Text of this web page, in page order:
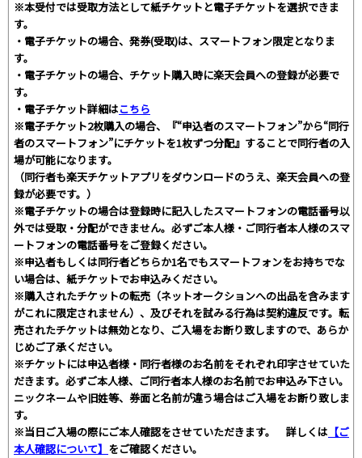
※本受付では受取方法として紙チケットと電子チケットを選択できま
す。
・電子チケットの場合、発券(受取)は、スマートフォン限定となりま
す。
・電子チケットの場合、チケット購入時に楽天会員への登録が必要で
す。
・電子チケット詳細はこちら
※電子チケット2枚購入の場合、『“申込者のスマートフォン”から“同行
者のスマートフォン”にチケットを1枚ずつ分配』することで同行者の入
場が可能になります。
（同行者も楽天チケットアプリをダウンロードのうえ、楽天会員への登
録が必要です。）
※電子チケットの場合は登録時に記入したスマートフォンの電話番号以
外では受取・分配ができません。必ずご本人様・ご同行者本人様のスマ
ートフォンの電話番号をご登録ください。
※申込者もしくは同行者どちらか1名でもスマートフォンをお持ちでな
い場合は、紙チケットでお申込みください。
※購入されたチケットの転売（ネットオークションへの出品を含みます
がこれに限定されません）、及びそれを試みる行為は契約違反です。転
売されたチケットは無効となり、ご入場をお断り致しますので、あらか
じめご了承ください。
※チケットには申込者様・同行者様のお名前をそれぞれ印字させていた
だきます。必ずご本人様、ご同行者本人様のお名前でお申込み下さい。
ニックネームや旧姓等、券面と名前が違う場合はご入場をお断り致しま
す。
※当日ご入場の際にご本人確認をさせていただきます。 詳しくは 【ご
本人確認について】 をご確認ください。